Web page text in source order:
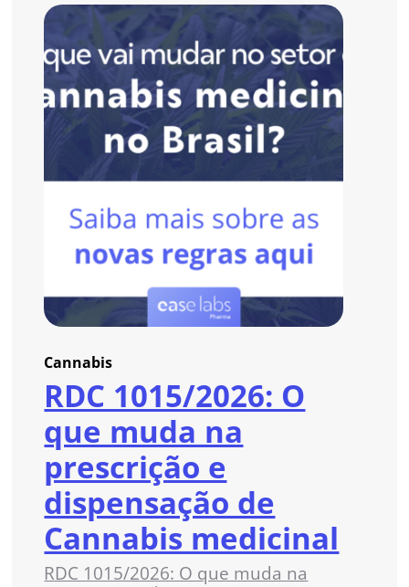
Cannabis
RDC 1015/2026: O
que muda na
prescrição e
dispensação de
Cannabis medicinal
RDC 1015/2026: O que muda na